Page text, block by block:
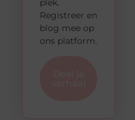
Registreer en
blog mee op
ons platform.